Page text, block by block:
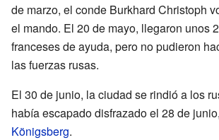
de marzo, el conde Burkhard Christoph
el mando. El 20 de mayo, llegaron unos
franceses de ayuda, pero no pudieron
las fuerzas rusas.
El 30 de junio, la ciudad se rindió a los
había escapado disfrazado el 28 de
Königsberg.